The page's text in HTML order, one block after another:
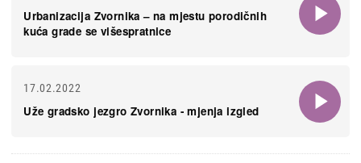
Urbanizacija Zvornika – na mjestu porodičnih
kuća grade se višespratnice
17.02.2022
Uže gradsko jezgro Zvornika - mjenja izgled